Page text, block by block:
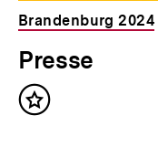
Brandenburg 2024
Presse
Inhalt